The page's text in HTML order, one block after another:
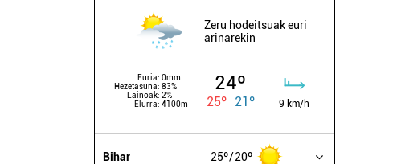
Zeru hodeitsuak euri
arinarekin
Euria: 0mm
Hezetasuna: 83%
Lainoak: 2%
Elurra: 4100m
24º
25º 21º 9 km/h
Bihar 25º 20º